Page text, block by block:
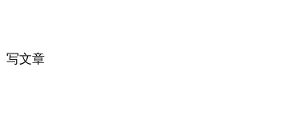
写文章